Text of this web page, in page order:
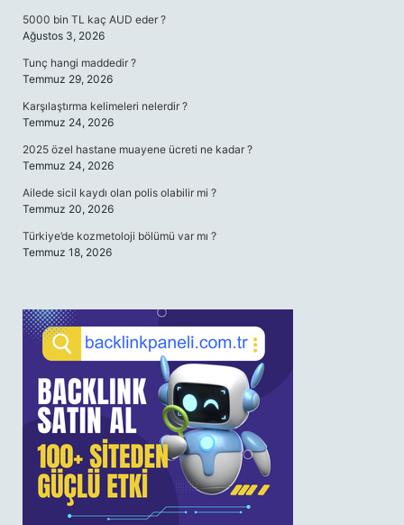
5000 bin TL kaç AUD eder ?
Ağustos 3, 2026
Tunç hangi maddedir ?
Temmuz 29, 2026
Karşılaştırma kelimeleri nelerdir ?
Temmuz 24, 2026
2025 özel hastane muayene ücreti ne kadar ?
Temmuz 24, 2026
Ailede sicil kaydı olan polis olabilir mi ?
Temmuz 20, 2026
Türkiye’de kozmetoloji bölümü var mı ?
Temmuz 18, 2026